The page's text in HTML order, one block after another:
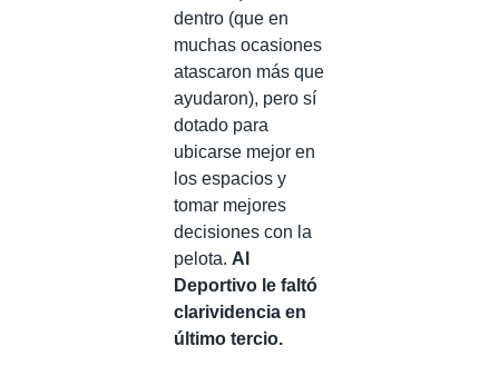
dentro (que en
muchas ocasiones
atascaron más que
ayudaron), pero sí
dotado para
ubicarse mejor en
los espacios y
tomar mejores
decisiones con la
pelota. Al
Deportivo le faltó
clarividencia en
último tercio.